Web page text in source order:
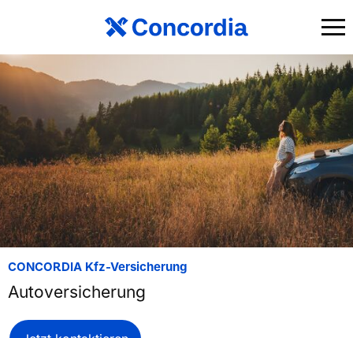
CONCORDIA Kfz-Versicherung
Autoversicherung